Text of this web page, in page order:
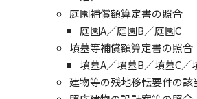
庭園補償額算定書の照合
庭園A／庭園B／庭園C
墳墓等補償額算定書の照合
墳墓A／墳墓B／墳墓C／
建物等の残地移転要件の該